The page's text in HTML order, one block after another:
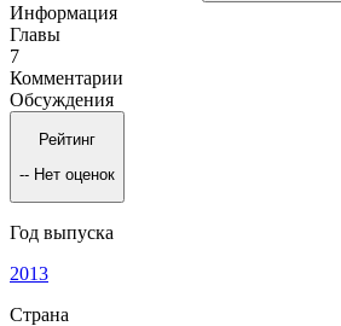
Информация
Главы
7
Комментарии
Обсуждения
Рейтинг
-- Нет оценок
Год выпуска
2013
Страна